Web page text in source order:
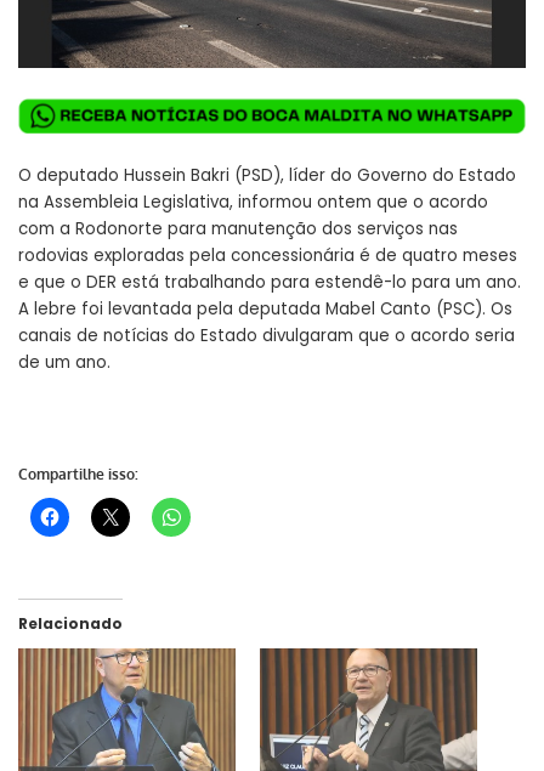
O deputado Hussein Bakri (PSD), líder do Governo do Estado
na Assembleia Legislativa, informou ontem que o acordo
com a Rodonorte para manutenção dos serviços nas
rodovias exploradas pela concessionária é de quatro meses
e que o DER está trabalhando para estendê-lo para um ano.
A lebre foi levantada pela deputada Mabel Canto (PSC). Os
canais de notícias do Estado divulgaram que o acordo seria
de um ano.
Compartilhe isso:
Relacionado